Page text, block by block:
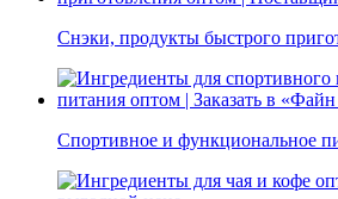
Снэки, продукты быстрого
Спортивное и функциональное